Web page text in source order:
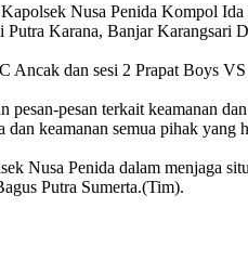
Nusa Penida Kompol Ida
Karana, Banjar Karangsari
Ancak dan sesi 2 Prapat Boys
pesan-pesan terkait keamanan
dan keamanan semua pihak yang
Nusa Penida dalam menjaga
Putra Sumerta.(Tim).